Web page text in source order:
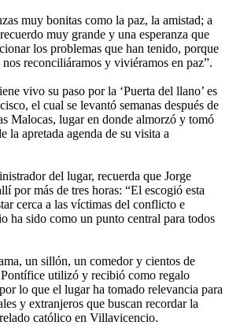
muy bonitas como la paz, la amistad; a
muy grande y una esperanza que
los problemas que han tenido, porque
reconciliáramos y viviéramos en paz”.
vivo su paso por la ‘Puerta del llano’ es
el cual se levantó semanas después de
Malocas, lugar en donde almorzó y tomó
la apretada agenda de su visita a
del lugar, recuerda que Jorge
por más de tres horas: “El escogió esta
cerca a las víctimas del conflicto e
ha sido como un punto central para todos
un sillón, un comedor y cientos de
utilizó y recibió como regalo
lo que el lugar ha tomado relevancia para
y extranjeros que buscan recordar la
católico en Villavicencio.